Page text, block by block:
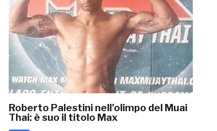
Roberto Palestini nell’olimpo del Muai
Thai: è suo il titolo Max